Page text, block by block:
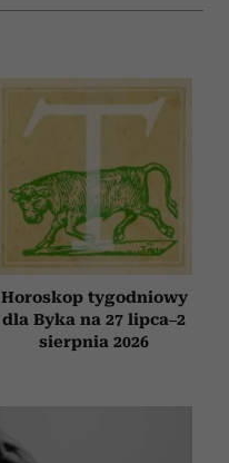
Horoskop tygodniowy
dla Byka na 27 lipca–2
sierpnia 2026